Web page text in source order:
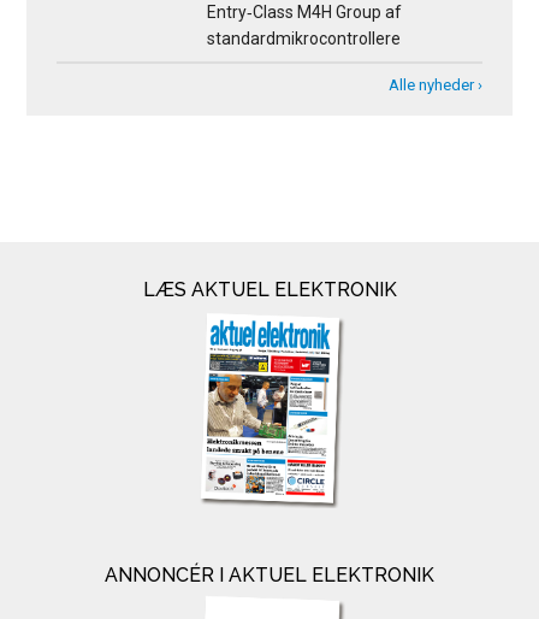
Entry‑Class M4H Group af
standardmikrocontrollere
Alle nyheder ›
LÆS AKTUEL ELEKTRONIK
ANNONCÉR I AKTUEL ELEKTRONIK